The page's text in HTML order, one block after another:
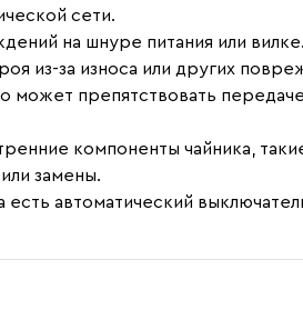
сети.
на шнуре питания или
из-за износа или других
может препятствовать
компоненты чайника,
замены.
есть автоматический